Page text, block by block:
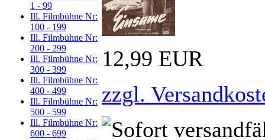
1 - 99
Ill. Filmbühne Nr:
100 - 199
Ill. Filmbühne Nr:
200 - 299
Ill. Filmbühne Nr:
300 - 399
Ill. Filmbühne Nr:
400 - 499
Ill. Filmbühne Nr:
500 - 599
Ill. Filmbühne Nr:
600 - 699
12,99 EUR
zzgl.